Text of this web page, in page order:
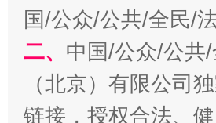
国/公众/公共/全民/
二、 中国/公众/公共
（北京）有限公司
链接，授权合法、